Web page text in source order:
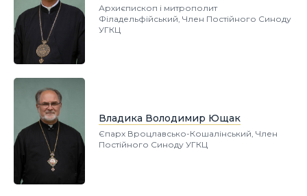
Архиєпископ і митрополит
Філадельфійський, Член Постійного Синоду
УГКЦ
Владика Володимир Ющак
Єпарх Вроцлавсько-Кошалінський, Член
Постійного Синоду УГКЦ